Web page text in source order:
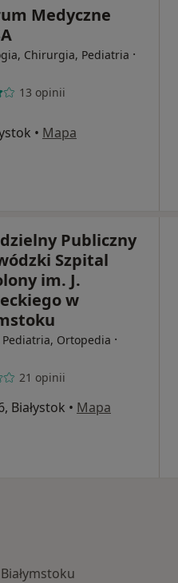
Medyczne
Chirurgia, Pediatria ·
13 opinii
• Mapa
Publiczny
Szpital
im. J.
w
Ortopedia ·
21 opinii
Białystok • Mapa